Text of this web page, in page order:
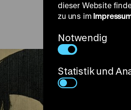
dieser Website
zu uns im
Notwendig
Statistik und